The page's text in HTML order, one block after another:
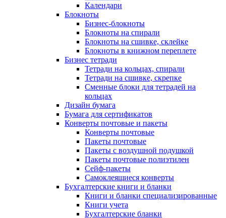
Календари
Блокноты
Бизнес-блокноты
Блокноты на спирали
Блокноты на сшивке, склейке
Блокноты в книжном переплете
Бизнес тетради
Тетради на кольцах, спирали
Тетради на сшивке, скрепке
Сменные блоки для тетрадей на
кольцах
Дизайн бумага
Бумага для сертификатов
Конверты почтовые и пакеты
Конверты почтовые
Пакеты почтовые
Пакеты с воздушной подушкой
Пакеты почтовые полиэтилен
Сейф-пакеты
Самоклеящиеся конверты
Бухгалтерские книги и бланки
Книги и бланки специализированные
Книги учета
Бухгалтерские бланки